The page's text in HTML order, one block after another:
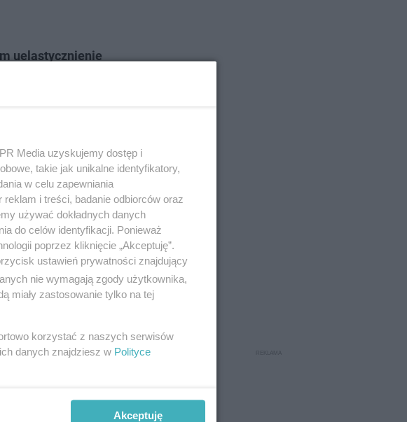
uelastycznienie
Media uzyskujemy dostęp i
takie jak unikalne identyfikatory,
w celu zapewniania
i treści, badanie odbiorców oraz
używać dokładnych danych
do celów identyfikacji. Ponieważ
poprzez kliknięcie „Akceptuję”.
ustawień prywatności znajdujący
nie wymagają zgody użytkownika,
miały zastosowanie tylko na tej
korzystać z naszych serwisów
danych znajdziesz w Polityce
Akceptuję